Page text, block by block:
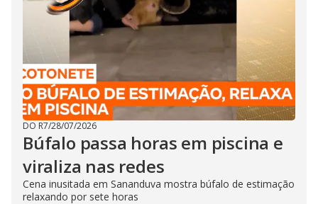
DO R7/28/07/2026
Búfalo passa horas em piscina e
viraliza nas redes
Cena inusitada em Sananduva mostra búfalo de estimação
relaxando por sete horas